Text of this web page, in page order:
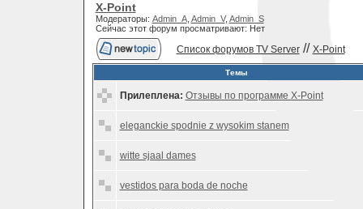
X-Point
Модераторы: Admin_A, Admin_V, Admin_S
Сейчас этот форум просматривают: Нет
Список форумов TV Server// X-Point
Темы
Прилеплена: Отзывы по программе X-Point
eleganckie spodnie z wysokim stanem
witte sjaal dames
vestidos para boda de noche